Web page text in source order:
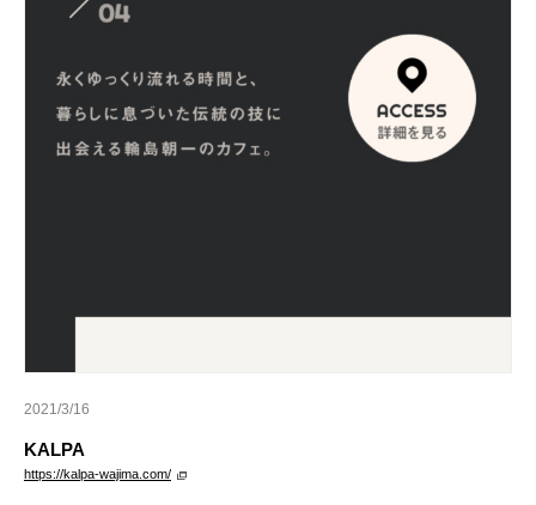
2021/3/16
KALPA
https://kalpa-wajima.com/